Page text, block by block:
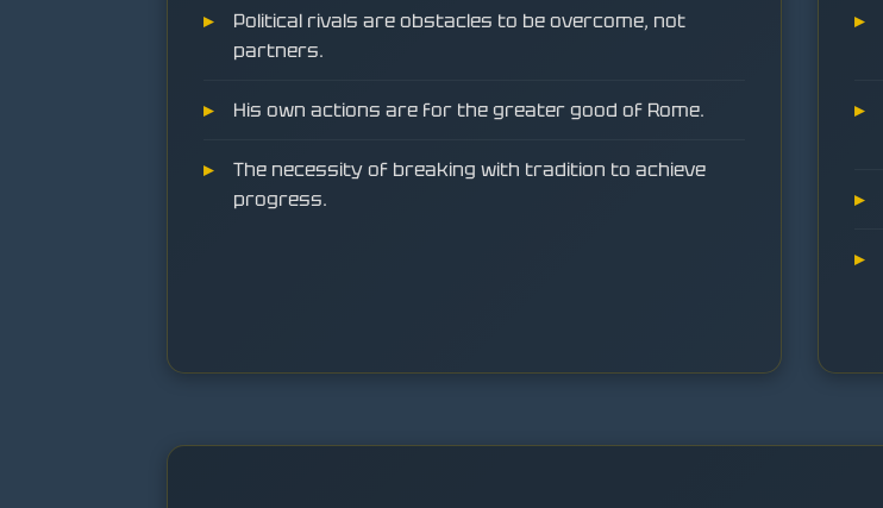
Political rivals are obstacles to be overcome, not
partners.
His own actions are for the greater good of Rome.
The necessity of breaking with tradition to achieve
progress.